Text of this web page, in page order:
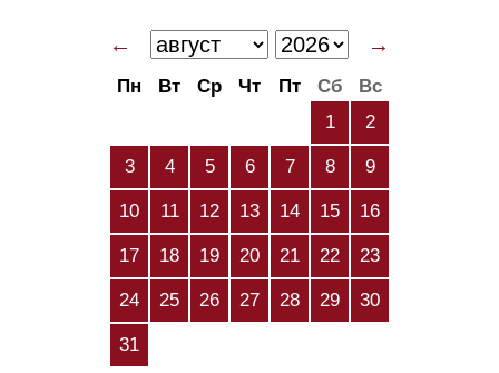
← →
Пн Вт Ср Чт Пт Сб
Вс
1
2
3 4 5 6 7 8 9
10 11 12 13 14 15 16
17 18 19 20 21 22 23
24 25 26 27 28 29 30
31